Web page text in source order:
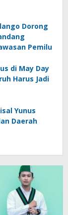
Dorong
Pemilu
di May Day
Harus Jadi
Yunus
Daerah